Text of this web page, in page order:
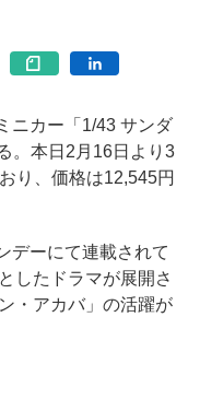
ニカー「1/43 サンダ
。本日2月16日より3
り、価格は12,545円
デーにて連載されて
したドラマが展開さ
・アカバ」の活躍が